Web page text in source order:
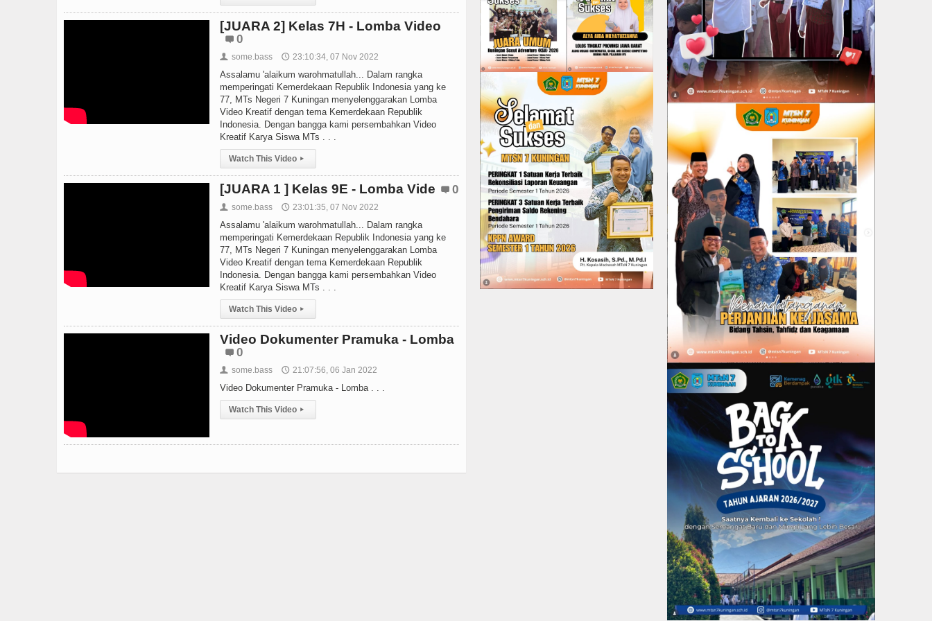
[JUARA 2] Kelas 7H - Lomba Video
0
👤 some.bass 🕔 23:10:34, 07 Nov 2022
Assalamu 'alaikum warohmatullah... Dalam rangka
memperingati Kemerdekaan Republik Indonesia yang ke
77, MTs Negeri 7 Kuningan menyelenggarakan Lomba
Video Kreatif dengan tema Kemerdekaan Republik
Indonesia. Dengan bangga kami persembahkan Video
Kreatif Karya Siswa MTs . . .
Watch This Video ▸
[JUARA 1 ] Kelas 9E - Lomba Vide 0
👤 some.bass 🕔 23:01:35, 07 Nov 2022
Assalamu 'alaikum warohmatullah... Dalam rangka
memperingati Kemerdekaan Republik Indonesia yang ke
77, MTs Negeri 7 Kuningan menyelenggarakan Lomba
Video Kreatif dengan tema Kemerdekaan Republik
Indonesia. Dengan bangga kami persembahkan Video
Kreatif Karya Siswa MTs . . .
Watch This Video ▸
Video Dokumenter Pramuka - Lomba
0
👤 some.bass 🕔 21:07:56, 06 Jan 2022
Video Dokumenter Pramuka - Lomba . . .
Watch This Video ▸